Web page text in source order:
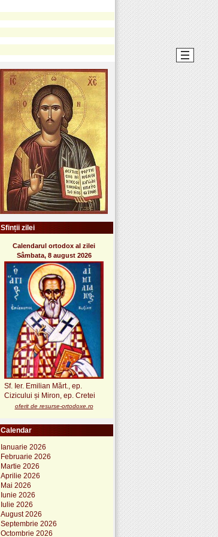
Sfinții zilei
Calendarul ortodox al zilei
Sâmbata, 8 august 2026
Sf. Ier. Emilian Mărt., ep.
Cizicului și Miron, ep. Cretei
oferit de resurse-ortodoxe.ro
Calendar
Ianuarie 2026
Februarie 2026
Martie 2026
Aprilie 2026
Mai 2026
Iunie 2026
Iulie 2026
August 2026
Septembrie 2026
Octombrie 2026